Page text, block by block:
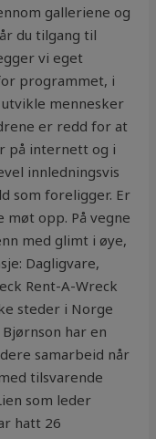
galleriene og
du tilgang til
vi eget
programmet, i
mennesker
er redd for at
på internett og i
innledningsvis
som foreligger. Er
opp. På vegne
med glimt i øye,
Dagligvare,
Rent-A-Wreck
steder i Norge
har en
samarbeid når
tilsvarende
som leder
hatt 26